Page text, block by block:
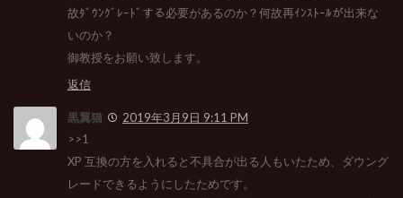
故ﾀﾞｳﾝｸﾞﾚｰﾄﾞする必要があるのか？何故再ｲﾝｽﾄｰﾙが出来な
いのか？
御教授をお願い致します。
返信
黒翼猫
2019年3月9日 9:11 PM
>>1
XP 互換の方を入れると不具合が出る人もいたため、ダウング
レードできるようにしたためです。